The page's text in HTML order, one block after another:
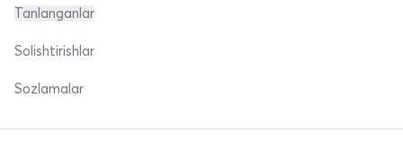
Tanlanganlar
Solishtirishlar
Sozlamalar